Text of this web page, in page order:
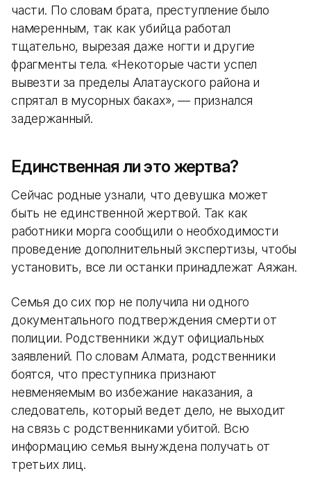
части. По словам брата, преступление было
намеренным, так как убийца работал
тщательно, вырезая даже ногти и другие
фрагменты тела. «Некоторые части успел
вывезти за пределы Алатауского района и
спрятал в мусорных баках», — признался
задержанный.
Единственная ли это жертва?
Сейчас родные узнали, что девушка может
быть не единственной жертвой. Так как
работники морга сообщили о необходимости
проведение дополнительный экспертизы, чтобы
установить, все ли останки принадлежат Аяжан.
Семья до сих пор не получила ни одного
документального подтверждения смерти от
полиции. Родственники ждут официальных
заявлений. По словам Алмата, родственники
боятся, что преступника признают
невменяемым во избежание наказания, а
следователь, который ведет дело, не выходит
на связь с родственниками убитой. Всю
информацию семья вынуждена получать от
третьих лиц.